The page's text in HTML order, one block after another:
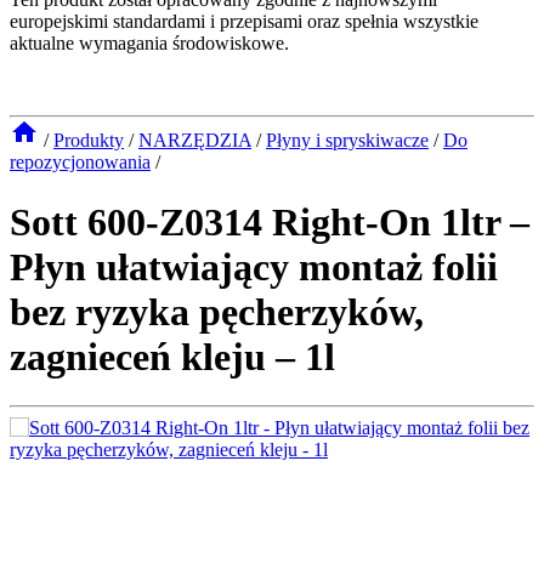
europejskimi standardami i przepisami oraz spełnia wszystkie
aktualne wymagania środowiskowe.
/ Produkty / NARZĘDZIA / Płyny i spryskiwacze / Do
repozycjonowania /
Sott 600-Z0314 Right-On 1ltr –
Płyn ułatwiający montaż folii
bez ryzyka pęcherzyków,
zagnieceń kleju – 1l